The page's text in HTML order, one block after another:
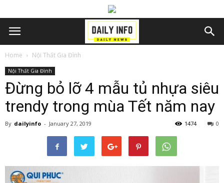
Home Nội Thất Gia Đình
Nội Thất Gia Đình
Đừng bỏ lỡ 4 mẫu tủ nhựa siêu
trendy trong mùa Tết năm nay
By dailyinfo - January 27, 2019 0
1474